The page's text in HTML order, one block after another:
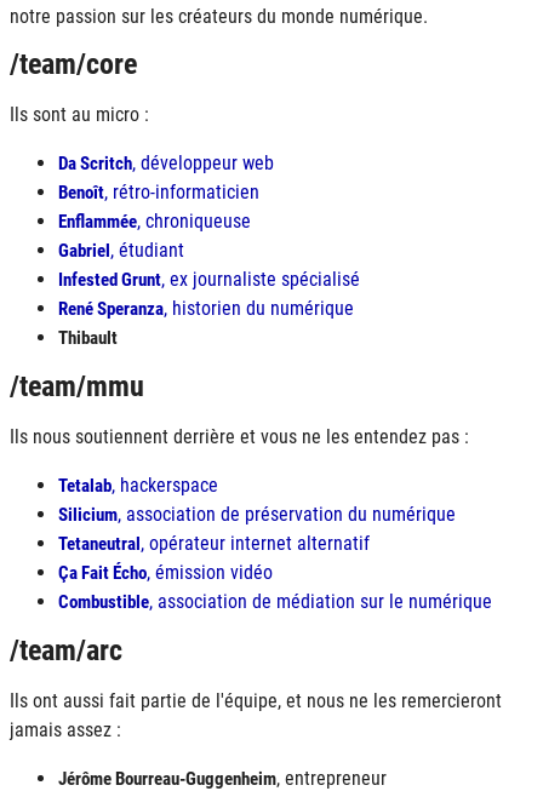
notre passion sur les créateurs du monde numérique.
/team/core
Ils sont au micro :
Da Scritch, développeur web
Benoît, rétro-informaticien
Enflammée, chroniqueuse
Gabriel, étudiant
Infested Grunt, ex journaliste spécialisé
René Speranza, historien du numérique
Thibault
/team/mmu
Ils nous soutiennent derrière et vous ne les entendez pas :
Tetalab, hackerspace
Silicium, association de préservation du numérique
Tetaneutral, opérateur internet alternatif
Ça Fait Écho, émission vidéo
Combustible, association de médiation sur le numérique
/team/arc
Ils ont aussi fait partie de l'équipe, et nous ne les remercieront
jamais assez :
Jérôme Bourreau-Guggenheim, entrepreneur